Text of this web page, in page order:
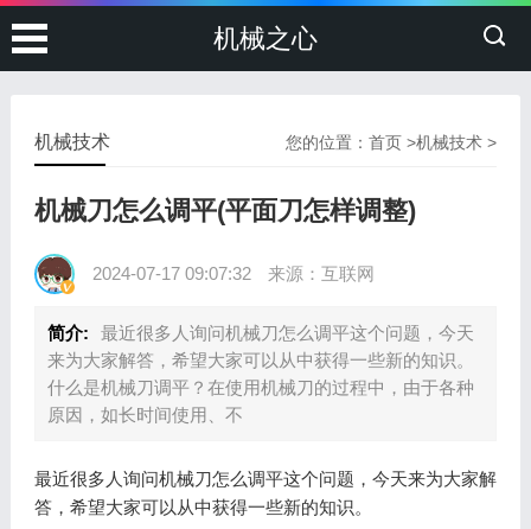
机械之心
您的位置：首页 >机械技术 >
机械技术
机械刀怎么调平(平面刀怎样调整)
2024-07-17 09:07:32 来源：互联网
简介:
最近很多人询问机械刀怎么调平这个问题，今天
来为大家解答，希望大家可以从中获得一些新的知识。
什么是机械刀调平？在使用机械刀的过程中，由于各种
原因，如长时间使用、不
最近很多人询问机械刀怎么调平这个问题，今天来为大家解
答，希望大家可以从中获得一些新的知识。